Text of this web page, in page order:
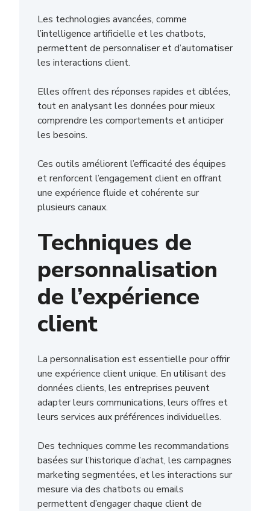
Les technologies avancées, comme
l’intelligence artificielle et les chatbots,
permettent de personnaliser et d’automatiser
les interactions client.
Elles offrent des réponses rapides et ciblées,
tout en analysant les données pour mieux
comprendre les comportements et anticiper
les besoins.
Ces outils améliorent l’efficacité des équipes
et renforcent l’engagement client en offrant
une expérience fluide et cohérente sur
plusieurs canaux.
Techniques de
personnalisation
de l’expérience
client
La personnalisation est essentielle pour offrir
une expérience client unique. En utilisant des
données clients, les entreprises peuvent
adapter leurs communications, leurs offres et
leurs services aux préférences individuelles.
Des techniques comme les recommandations
basées sur l’historique d’achat, les campagnes
marketing segmentées, et les interactions sur
mesure via des chatbots ou emails
permettent d’engager chaque client de